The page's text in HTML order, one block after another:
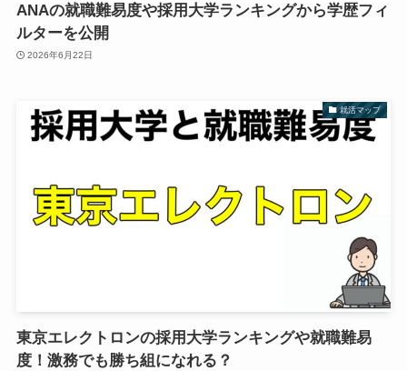
ANAの就職難易度や採用大学ランキングから学歴フィ
ルターを公開
2026年6月22日
就活マップ
東京エレクトロンの採用大学ランキングや就職難易
度！激務でも勝ち組になれる？